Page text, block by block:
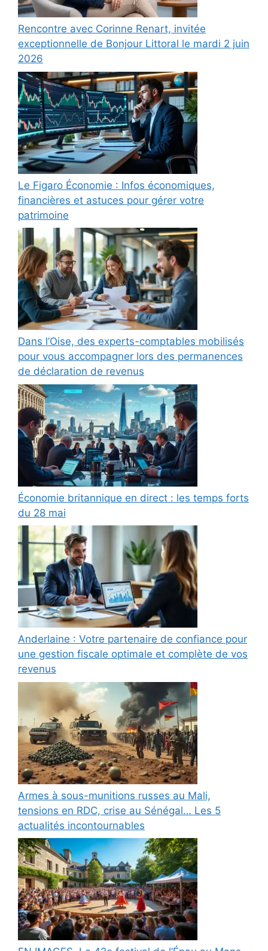
Rencontre avec Corinne Renart, invitée
exceptionnelle de Bonjour Littoral le mardi 2 juin
2026
Le Figaro Économie : Infos économiques,
financières et astuces pour gérer votre
patrimoine
Dans l’Oise, des experts-comptables mobilisés
pour vous accompagner lors des permanences
de déclaration de revenus
Économie britannique en direct : les temps forts
du 28 mai
Anderlaine : Votre partenaire de confiance pour
une gestion fiscale optimale et complète de vos
revenus
Armes à sous-munitions russes au Mali,
tensions en RDC, crise au Sénégal… Les 5
actualités incontournables